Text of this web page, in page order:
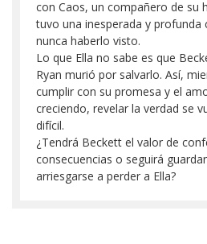
con Caos, un compañero de su
tuvo una inesperada y profunda
nunca haberlo visto.
Lo que Ella no sabe es que
Ryan murió por salvarlo. Así,
cumplir con su promesa y el
creciendo, revelar la verdad se
difícil.
¿Tendrá Beckett el valor de
consecuencias o seguirá
arriesgarse a perder a Ella?